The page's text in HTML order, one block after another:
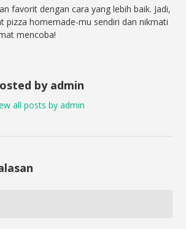
favorit dengan cara yang lebih baik. Jadi,
pizza homemade-mu sendiri dan nikmati
mencoba!
by admin
all posts by admin